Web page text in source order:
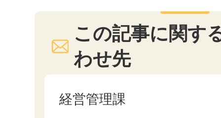
この記事に関す
わせ先
経営管理課